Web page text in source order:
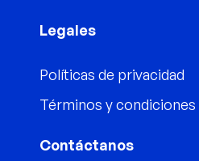
Legales
Políticas de privacidad
Términos y condiciones
Contáctanos